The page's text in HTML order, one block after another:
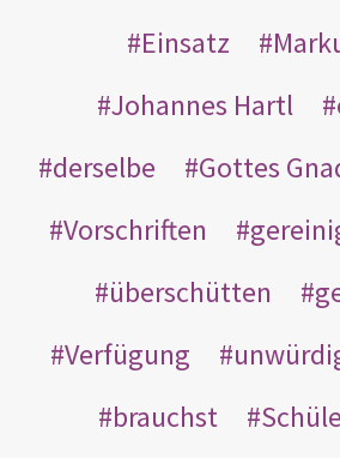
Einsatz
Johannes Hartl
derselbe
Gottes
Vorschriften
überschütten
Verfügung
brauchst